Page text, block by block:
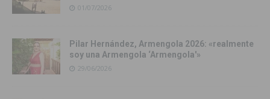
01/07/2026
Pilar Hernández, Armengola 2026: «realmente
soy una Armengola ‘Armengola'»
29/06/2026